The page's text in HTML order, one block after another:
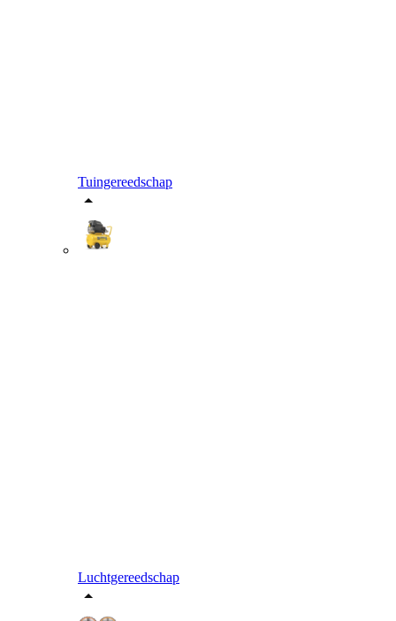
Tuingereedschap
Luchtgereedschap